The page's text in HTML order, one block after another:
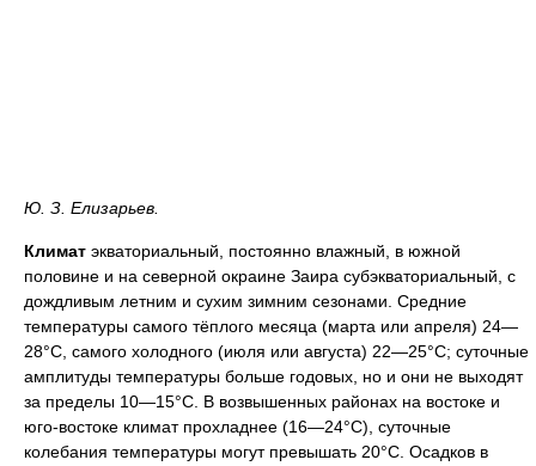
Ю. З. Елизарьев.
Климат экваториальный, постоянно влажный, в южной
половине и на северной окраине Заира субэкваториальный, с
дождливым летним и сухим зимним сезонами. Средние
температуры самого тёплого месяца (марта или апреля) 24—
28°С, самого холодного (июля или августа) 22—25°С; суточные
амплитуды температуры больше годовых, но и они не выходят
за пределы 10—15°С. В возвышенных районах на востоке и
юго-востоке климат прохладнее (16—24°С), суточные
колебания температуры могут превышать 20°С. Осадков в